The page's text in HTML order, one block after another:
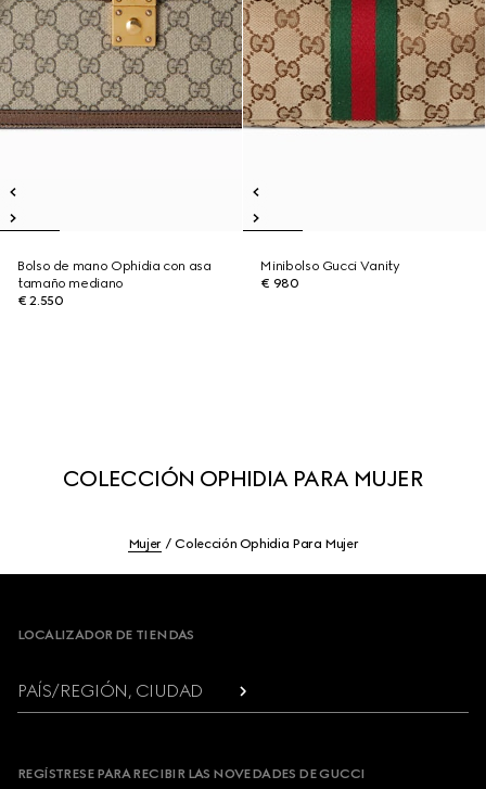
Bolso de mano Ophidia con asa
tamaño mediano
€ 2.550
Minibolso Gucci Vanity
€ 980
COLECCIÓN OPHIDIA PARA MUJER
Mujer Colección Ophidia Para Mujer
LOCALIZADOR DE TIENDAS
PAÍS/REGIÓN, CIUDAD
REGÍSTRESE PARA RECIBIR LAS NOVEDADES DE GUCCI